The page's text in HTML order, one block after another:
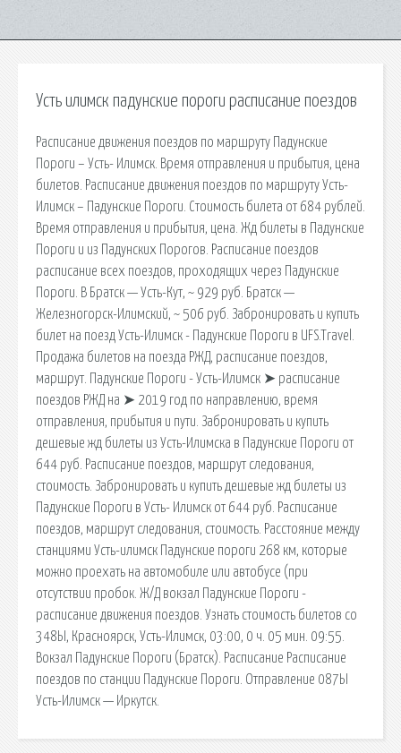
Усть илимск падунские пороги расписание поездов
Расписание движения поездов по маршруту Падунские
Пороги – Усть- Илимск. Время отправления и прибытия, цена
билетов. Расписание движения поездов по маршруту Усть-
Илимск – Падунские Пороги. Стоимость билета от 684 рублей.
Время отправления и прибытия, цена. Жд билеты в Падунские
Пороги и из Падунских Порогов. Расписание поездов
расписание всех поездов, проходящих через Падунские
Пороги. В Братск — Усть-Кут, ~ 929 руб. Братск —
Железногорск-Илимский, ~ 506 руб. Забронировать и купить
билет на поезд Усть-Илимск - Падунские Пороги в UFS.Travel.
Продажа билетов на поезда РЖД, расписание поездов,
маршрут. Падунские Пороги - Усть-Илимск ➤ расписание
поездов РЖД на ➤ 2019 год по направлению, время
отправления, прибытия и пути. Забронировать и купить
дешевые жд билеты из Усть-Илимска в Падунские Пороги от
644 руб. Расписание поездов, маршрут следования,
стоимость. Забронировать и купить дешевые жд билеты из
Падунские Пороги в Усть- Илимск от 644 руб. Расписание
поездов, маршрут следования, стоимость. Расстояние между
станциями Усть-илимск Падунские пороги 268 км, которые
можно проехать на автомобиле или автобусе (при
отсутствии пробок. Ж/Д вокзал Падунские Пороги -
расписание движения поездов. Узнать стоимость билетов со
348Ы, Красноярск, Усть-Илимск, 03:00, 0 ч. 05 мин. 09:55.
Вокзал Падунские Пороги (Братск). Расписание Расписание
поездов по станции Падунские Пороги. Отправление 087Ы
Усть-Илимск — Иркутск.